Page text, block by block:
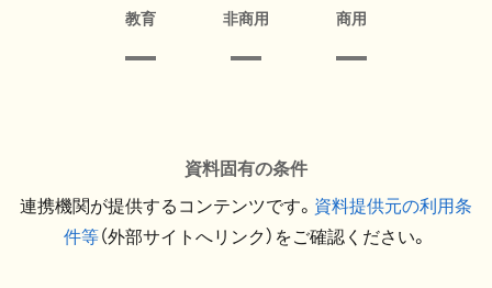
教育 非商用 商用
資料固有の条件
連携機関が提供するコンテンツです。 資料提供元の利用条
件等（外部サイトへリンク）をご確認ください。